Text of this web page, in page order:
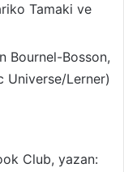
Tamaki ve
Bournel-Bosson,
Universe/Lerner)
Club, yazan: